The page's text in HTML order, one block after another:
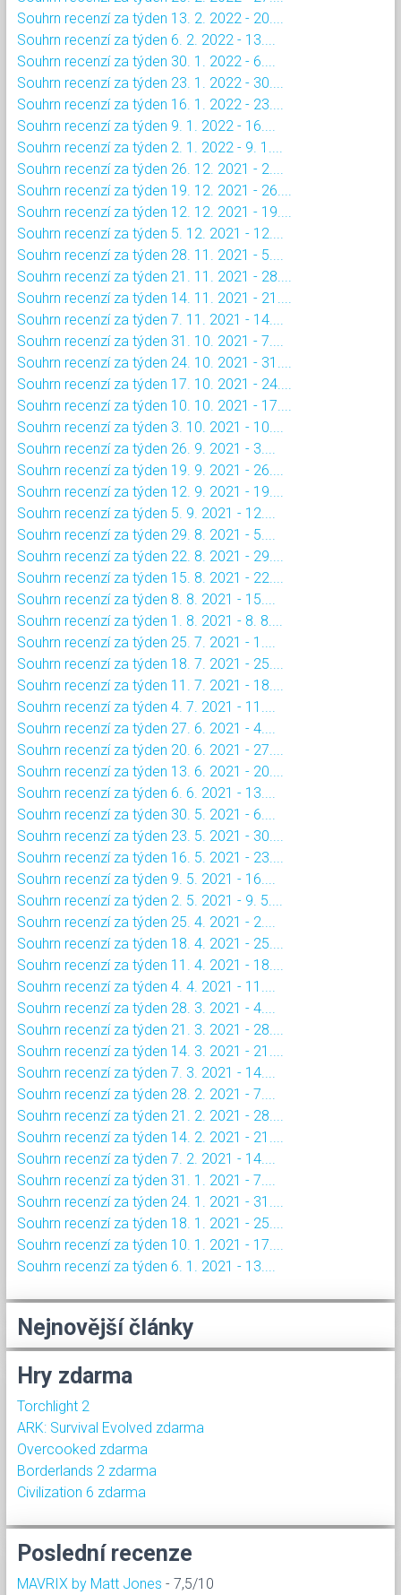
Souhrn recenzí za týden 13. 2. 2022 - 20....
Souhrn recenzí za týden 6. 2. 2022 - 13....
Souhrn recenzí za týden 30. 1. 2022 - 6....
Souhrn recenzí za týden 23. 1. 2022 - 30....
Souhrn recenzí za týden 16. 1. 2022 - 23....
Souhrn recenzí za týden 9. 1. 2022 - 16....
Souhrn recenzí za týden 2. 1. 2022 - 9. 1....
Souhrn recenzí za týden 26. 12. 2021 - 2....
Souhrn recenzí za týden 19. 12. 2021 - 26....
Souhrn recenzí za týden 12. 12. 2021 - 19....
Souhrn recenzí za týden 5. 12. 2021 - 12....
Souhrn recenzí za týden 28. 11. 2021 - 5....
Souhrn recenzí za týden 21. 11. 2021 - 28....
Souhrn recenzí za týden 14. 11. 2021 - 21....
Souhrn recenzí za týden 7. 11. 2021 - 14....
Souhrn recenzí za týden 31. 10. 2021 - 7....
Souhrn recenzí za týden 24. 10. 2021 - 31....
Souhrn recenzí za týden 17. 10. 2021 - 24....
Souhrn recenzí za týden 10. 10. 2021 - 17....
Souhrn recenzí za týden 3. 10. 2021 - 10....
Souhrn recenzí za týden 26. 9. 2021 - 3....
Souhrn recenzí za týden 19. 9. 2021 - 26....
Souhrn recenzí za týden 12. 9. 2021 - 19....
Souhrn recenzí za týden 5. 9. 2021 - 12....
Souhrn recenzí za týden 29. 8. 2021 - 5....
Souhrn recenzí za týden 22. 8. 2021 - 29....
Souhrn recenzí za týden 15. 8. 2021 - 22....
Souhrn recenzí za týden 8. 8. 2021 - 15....
Souhrn recenzí za týden 1. 8. 2021 - 8. 8....
Souhrn recenzí za týden 25. 7. 2021 - 1....
Souhrn recenzí za týden 18. 7. 2021 - 25....
Souhrn recenzí za týden 11. 7. 2021 - 18....
Souhrn recenzí za týden 4. 7. 2021 - 11....
Souhrn recenzí za týden 27. 6. 2021 - 4....
Souhrn recenzí za týden 20. 6. 2021 - 27....
Souhrn recenzí za týden 13. 6. 2021 - 20....
Souhrn recenzí za týden 6. 6. 2021 - 13....
Souhrn recenzí za týden 30. 5. 2021 - 6....
Souhrn recenzí za týden 23. 5. 2021 - 30....
Souhrn recenzí za týden 16. 5. 2021 - 23....
Souhrn recenzí za týden 9. 5. 2021 - 16....
Souhrn recenzí za týden 2. 5. 2021 - 9. 5....
Souhrn recenzí za týden 25. 4. 2021 - 2....
Souhrn recenzí za týden 18. 4. 2021 - 25....
Souhrn recenzí za týden 11. 4. 2021 - 18....
Souhrn recenzí za týden 4. 4. 2021 - 11....
Souhrn recenzí za týden 28. 3. 2021 - 4....
Souhrn recenzí za týden 21. 3. 2021 - 28....
Souhrn recenzí za týden 14. 3. 2021 - 21....
Souhrn recenzí za týden 7. 3. 2021 - 14....
Souhrn recenzí za týden 28. 2. 2021 - 7....
Souhrn recenzí za týden 21. 2. 2021 - 28....
Souhrn recenzí za týden 14. 2. 2021 - 21....
Souhrn recenzí za týden 7. 2. 2021 - 14....
Souhrn recenzí za týden 31. 1. 2021 - 7....
Souhrn recenzí za týden 24. 1. 2021 - 31....
Souhrn recenzí za týden 18. 1. 2021 - 25....
Souhrn recenzí za týden 10. 1. 2021 - 17....
Souhrn recenzí za týden 6. 1. 2021 - 13....
Nejnovější články
Hry zdarma
Torchlight 2
ARK: Survival Evolved zdarma
Overcooked zdarma
Borderlands 2 zdarma
Civilization 6 zdarma
Poslední recenze
MAVRIX by Matt Jones - 7,5/10